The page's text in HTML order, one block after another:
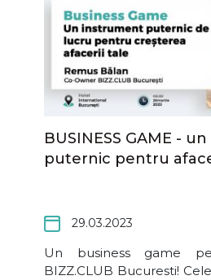
BUSINESS GAME -
puternic pentru
29.03.2023
Un business game
BIZZ.CLUB Bucuresti!